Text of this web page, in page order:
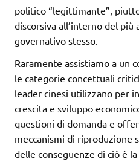
politico “legittimante”,
discorsiva all’interno del più
governativo stesso.
Raramente assistiamo a un
le categorie concettuali
leader cinesi utilizzano per
crescita e sviluppo
questioni di domanda e
meccanismi di riproduzione
delle conseguenze di ciò è